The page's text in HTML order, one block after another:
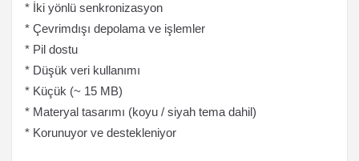
* İki yönlü senkronizasyon
* Çevrimdışı depolama ve işlemler
* Pil dostu
* Düşük veri kullanımı
* Küçük (~ 15 MB)
* Materyal tasarımı (koyu / siyah tema dahil)
* Korunuyor ve destekleniyor